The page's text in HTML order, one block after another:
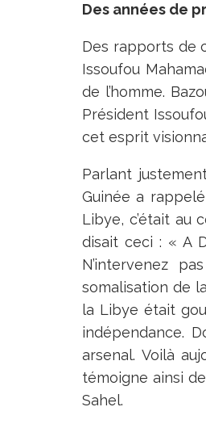
Des années de
Des rapports de
Issoufou
de l’homme.
Président
cet esprit
Parlant
Guinée a
Libye, c’était au
disait ceci : « A
N’intervenez
somalisation de
la Libye était
indépendance.
arsenal. Voilà
témoigne ainsi
Sahel.